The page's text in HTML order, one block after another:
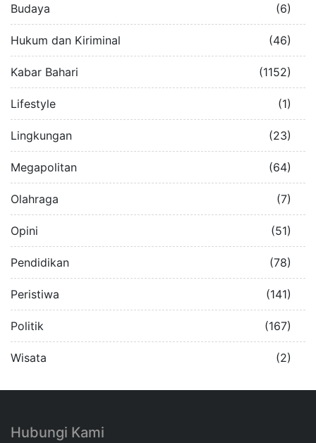
Budaya (6)
Hukum dan Kiriminal (46)
Kabar Bahari (1152)
Lifestyle (1)
Lingkungan (23)
Megapolitan (64)
Olahraga (7)
Opini (51)
Pendidikan (78)
Peristiwa (141)
Politik (167)
Wisata (2)
Hubungi Kami